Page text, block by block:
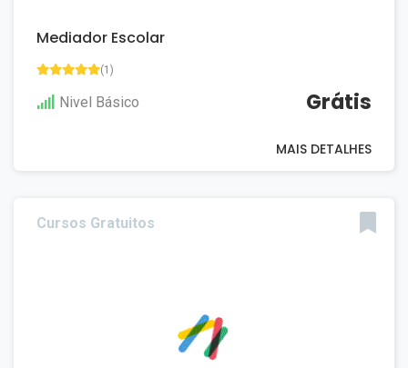
Mediador Escolar
(1)
Nivel Básico Grátis
MAIS DETALHES
Cursos Gratuitos